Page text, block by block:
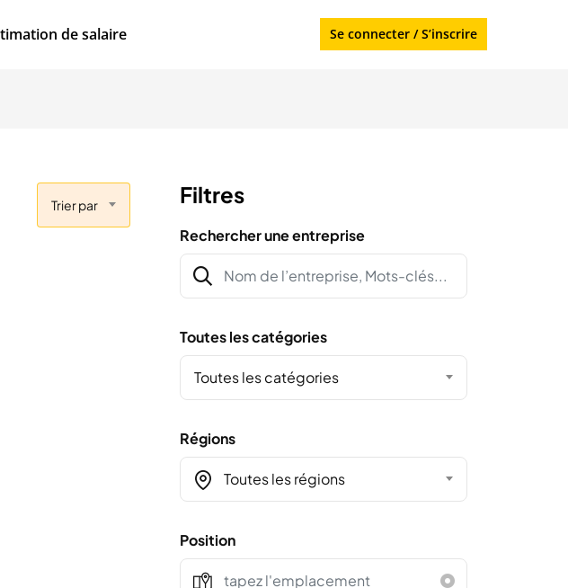
de salaire Se connecter / S’inscrire
Trier par Filtres
Rechercher une entreprise
Toutes les catégories
Toutes les catégories
Régions
Toutes les régions
Position